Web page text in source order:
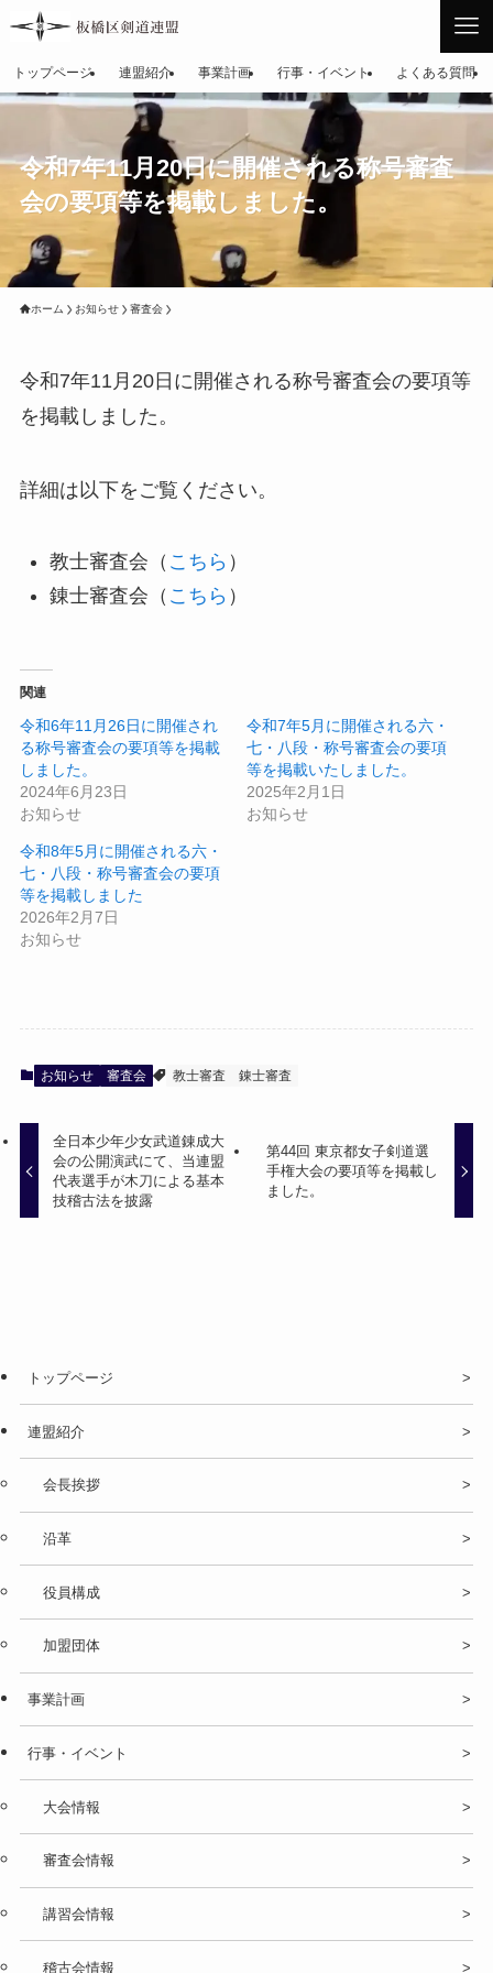
トップページ 連盟紹介 事業計画 行事・イベント よくある質問
令和7年11月20日に開催される称号審査
会の要項等を掲載しました。
ホーム お知らせ 審査会
令和7年11月20日に開催される称号審査会の要項等
を掲載しました。
詳細は以下をご覧ください。
教士審査会（ こちら ）
錬士審査会（ こちら ）
関連
令和6年11月26日に開催され
る称号審査会の要項等を掲載
しました。
2024年6月23日
お知らせ
令和7年5月に開催される六・
七・八段・称号審査会の要項
等を掲載いたしました。
2025年2月1日
お知らせ
令和8年5月に開催される六・
七・八段・称号審査会の要項
等を掲載しました
2026年2月7日
お知らせ
お知らせ 審査会 教士審査 錬士審査
全日本少年少女武道錬成大
会の公開演武にて、当連盟
代表選手が木刀による基本
技稽古法を披露
第44回 東京都女子剣道選
手権大会の要項等を掲載し
ました。
トップページ
連盟紹介
会長挨拶
沿革
役員構成
加盟団体
事業計画
行事・イベント
大会情報
審査会情報
講習会情報
稽古会情報